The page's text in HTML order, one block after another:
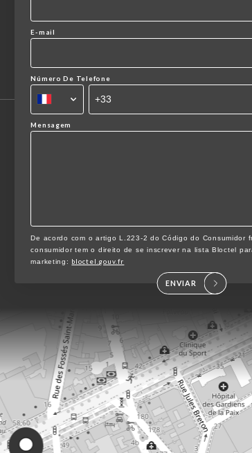
E-mail
Número De Telefone
Mensagem
De acordo com o artigo L.223-2 do Código do Consumidor
consumidor tem o direito de se inscrever na lista Bloctel
marketing: bloctel.gouv.fr
ENVIAR